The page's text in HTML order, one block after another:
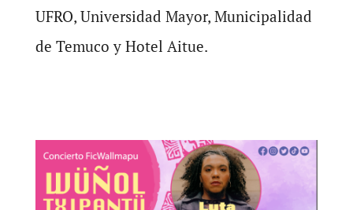
UFRO, Universidad Mayor, Municipalidad
de Temuco y Hotel Aitue.